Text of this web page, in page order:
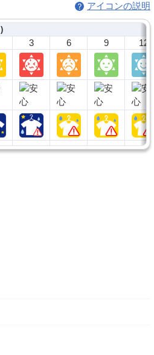
アイコンの説明
3 6 9 12